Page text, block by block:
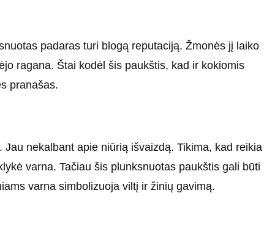
padaras turi blogą reputaciją. Žmonės jį laiko
ragana. Štai kodėl šis paukštis, kad ir kokiomis
pranašas.
nekalbant apie niūrią išvaizdą. Tikima, kad reikia
varna. Tačiau šis plunksnuotas paukštis gali būti
varna simbolizuoja viltį ir žinių gavimą.